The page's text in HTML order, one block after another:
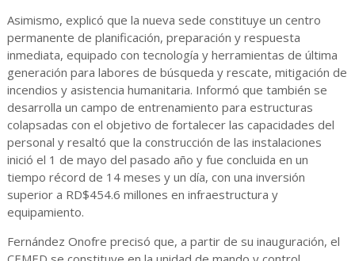
Asimismo, explicó que la nueva sede constituye un centro
permanente de planificación, preparación y respuesta
inmediata, equipado con tecnología y herramientas de última
generación para labores de búsqueda y rescate, mitigación de
incendios y asistencia humanitaria. Informó que también se
desarrolla un campo de entrenamiento para estructuras
colapsadas con el objetivo de fortalecer las capacidades del
personal y resaltó que la construcción de las instalaciones
inició el 1 de mayo del pasado año y fue concluida en un
tiempo récord de 14 meses y un día, con una inversión
superior a RD$454.6 millones en infraestructura y
equipamiento.
Fernández Onofre precisó que, a partir de su inauguración, el